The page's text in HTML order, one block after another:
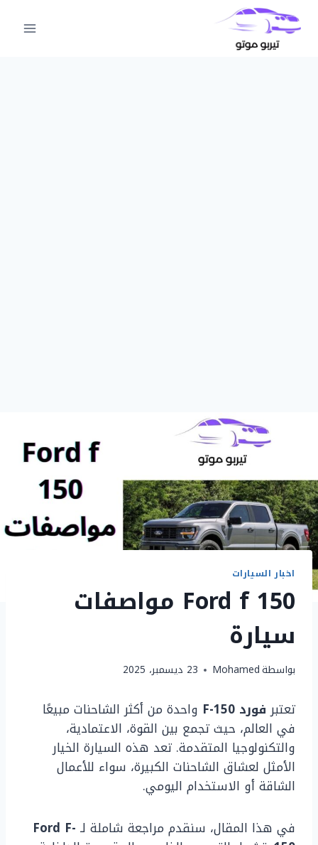
التجاوز
إلى
المحتوى
اخبار السيارات
Ford f 150 مواصفات
سيارة
بواسطةMohamed 23 ديسمبر، 2025
تعتبر فورد F-150
واحدة من أكثر الشاحنات مبيعًا
في العالم، حيث تجمع بين القوة، الاعتمادية،
والتكنولوجيا المتقدمة. تعد هذه السيارة الخيار
الأمثل لعشاق الشاحنات الكبيرة، سواء للأعمال
الشاقة أو الاستخدام اليومي.
في هذا المقال، سنقدم مراجعة شاملة لـ Ford F-